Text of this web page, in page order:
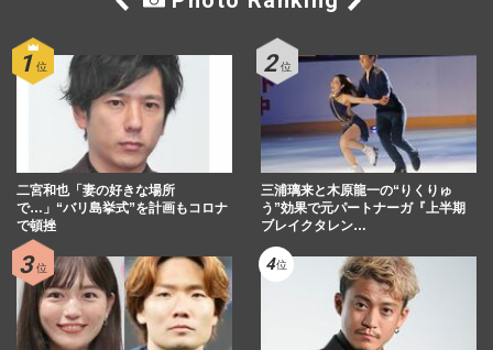
二宮和也「妻の好きな場所
で…」“バリ島挙式”を計画もコロナ
で頓挫
三浦璃来と木原龍一の“りくりゅ
う”効果で元パートナーガ『上半期
ブレイクタレン…